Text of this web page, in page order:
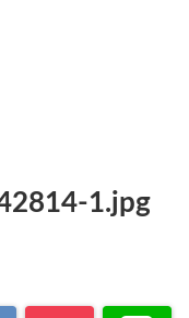
1.jpg